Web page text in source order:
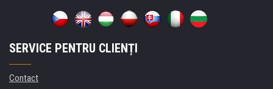
SERVICE PENTRU CLIENȚI
Contact